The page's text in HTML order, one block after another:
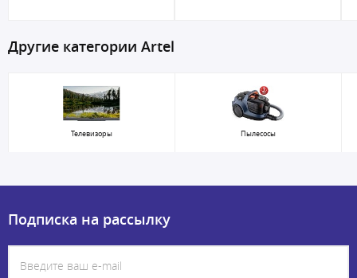
Другие категории Artel
Телевизоры Пылесосы
Подписка на рассылку